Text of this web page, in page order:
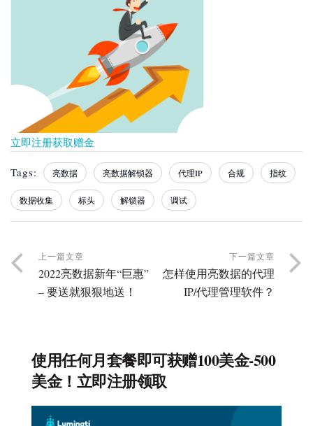
立即注册获取赠金
Tags: 亮数据 亮数据解锁器 代理IP 合规 指纹
数据收集 标头 解锁器 调试
上一篇文章
2022亮数据新年“巨惠”
– 要送就狠狠地送！
下一篇文章
怎样使用亮数据的代理
IP/代理管理软件？
使用任何月套餐即可获赠100美金-500
美金！立即注册领取